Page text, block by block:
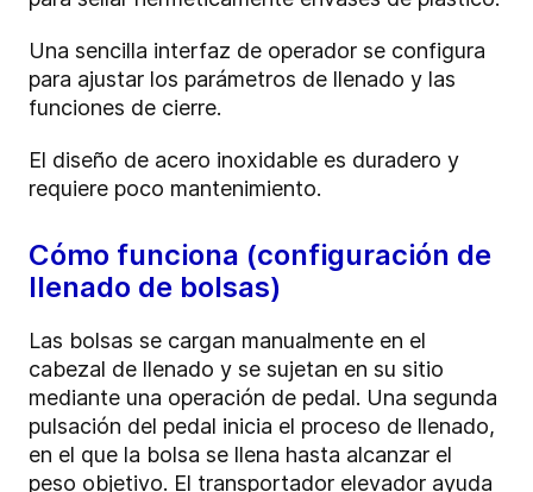
Una sencilla interfaz de operador se configura
para ajustar los parámetros de llenado y las
funciones de cierre.
El diseño de acero inoxidable es duradero y
requiere poco mantenimiento.
Cómo funciona (configuración de
llenado de bolsas)
Las bolsas se cargan manualmente en el
cabezal de llenado y se sujetan en su sitio
mediante una operación de pedal. Una segunda
pulsación del pedal inicia el proceso de llenado,
en el que la bolsa se llena hasta alcanzar el
peso objetivo. El transportador elevador ayuda